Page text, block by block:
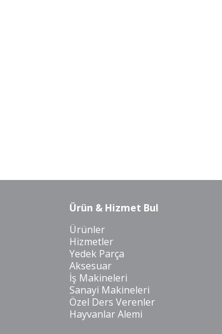
Ürün & Hizmet Bul
Ürünler
Hizmetler
Yedek Parça
Aksesuar
İş Makineleri
Sanayi Makineleri
Özel Ders Verenler
Hayvanlar Alemi